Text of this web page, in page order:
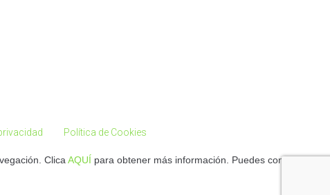
Política de Cookies
Clica AQUÍ para obtener más información. Puedes configurar tus